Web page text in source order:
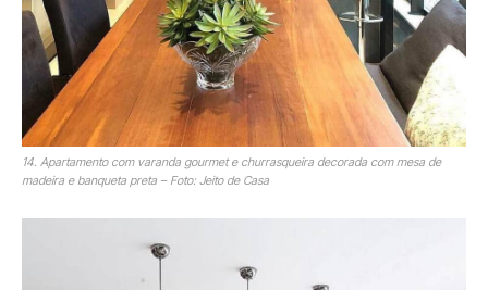
14. Apartamento com varanda gourmet e churrasqueira decorada com mesa de
madeira e banqueta preta – Foto: Jeito de Casa